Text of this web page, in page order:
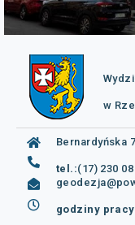
w
Bernardyńska
tel.:(17) 230
godziny